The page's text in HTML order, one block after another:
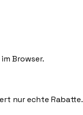
Browser.
nur echte Rabatte.